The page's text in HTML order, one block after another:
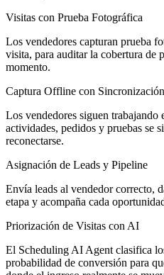
Visitas con Prueba Fotográfica
Los vendedores capturan prueba
visita, para auditar la cobertura de
momento.
Captura Offline con
Los vendedores siguen trabajando
actividades, pedidos y pruebas se
reconectarse.
Asignación de Leads y Pipeline
Envía leads al vendedor correcto,
etapa y acompaña cada
Priorización de Visitas con AI
El Scheduling AI Agent clasifica
probabilidad de conversión para